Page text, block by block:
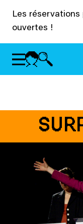
Les
ouvertes !